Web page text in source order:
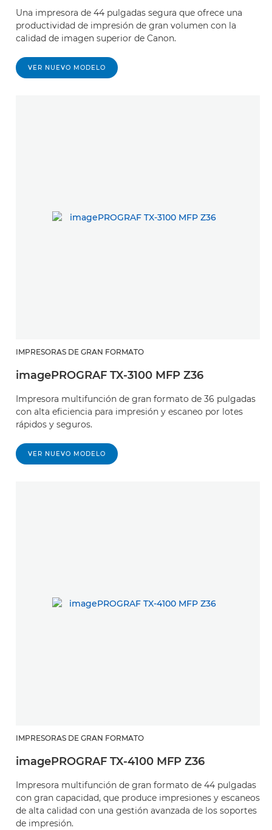
Una impresora de 44 pulgadas segura que ofrece una
productividad de impresión de gran volumen con la
calidad de imagen superior de Canon.
VER NUEVO MODELO
IMPRESORAS DE GRAN FORMATO
imagePROGRAF TX-3100 MFP Z36
Impresora multifunción de gran formato de 36 pulgadas
con alta eficiencia para impresión y escaneo por lotes
rápidos y seguros.
VER NUEVO MODELO
IMPRESORAS DE GRAN FORMATO
imagePROGRAF TX-4100 MFP Z36
Impresora multifunción de gran formato de 44 pulgadas
con gran capacidad, que produce impresiones y escaneos
de alta calidad con una gestión avanzada de los soportes
de impresión.